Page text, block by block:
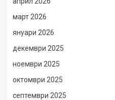
март 2026
януари 2026
декември 2025
ноември 2025
октомври 2025
септември 2025